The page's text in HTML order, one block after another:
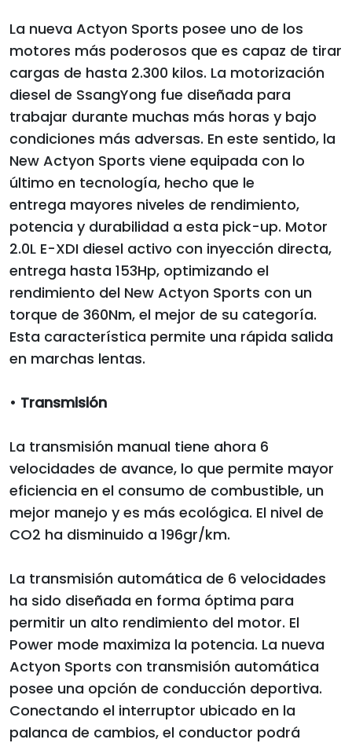
La nueva Actyon Sports posee uno de los
motores más poderosos que es capaz de tirar
cargas de hasta 2.300 kilos. La motorización
diesel de SsangYong fue diseñada para
trabajar durante muchas más horas y bajo
condiciones más adversas. En este sentido, la
New Actyon Sports viene equipada con lo
último en tecnología, hecho que le
entrega mayores niveles de rendimiento,
potencia y durabilidad a esta pick-up. Motor
2.0L E-XDI diesel activo con inyección directa,
entrega hasta 153Hp, optimizando el
rendimiento del New Actyon Sports con un
torque de 360Nm, el mejor de su categoría.
Esta característica permite una rápida salida
en marchas lentas.
• Transmisión
La transmisión manual tiene ahora 6
velocidades de avance, lo que permite mayor
eficiencia en el consumo de combustible, un
mejor manejo y es más ecológica. El nivel de
CO2 ha disminuido a 196gr/km.
La transmisión automática de 6 velocidades
ha sido diseñada en forma óptima para
permitir un alto rendimiento del motor. El
Power mode maximiza la potencia. La nueva
Actyon Sports con transmisión automática
posee una opción de conducción deportiva.
Conectando el interruptor ubicado en la
palanca de cambios, el conductor podrá